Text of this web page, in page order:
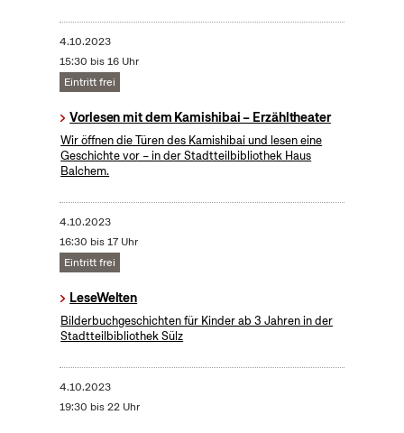
4.10.2023
15:30 bis 16 Uhr
Eintritt frei
Vorlesen mit dem Kamishibai – Erzähltheater
Wir öffnen die Türen des Kamishibai und lesen eine
Geschichte vor – in der Stadtteilbibliothek Haus
Balchem.
4.10.2023
16:30 bis 17 Uhr
Eintritt frei
LeseWelten
Bilderbuchgeschichten für Kinder ab 3 Jahren in der
Stadtteilbibliothek Sülz
4.10.2023
19:30 bis 22 Uhr